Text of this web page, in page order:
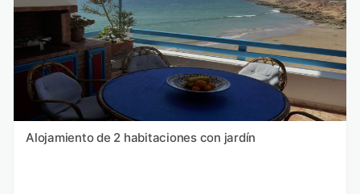
Alojamiento de 2 habitaciones con jardín